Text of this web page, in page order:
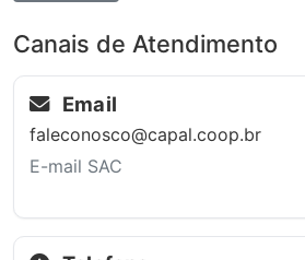
Canais de Atendimento
Email
faleconosco@capal.coop.br
E-mail SAC